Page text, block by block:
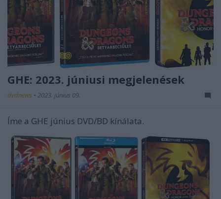
GHE: 2023. júniusi megjelenések
dvdnews • 2023. június 09.
Íme a GHE június DVD/BD kínálata.